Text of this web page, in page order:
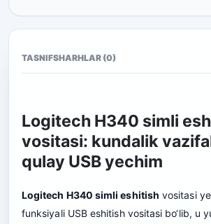
TASNIFSHARHLAR (0)
Logitech H340 simli
vositasi: kundalik
qulay USB yechim
Logitech H340 simli eshitish vositasi
funksiyali USB eshitish vositasi bo‘lib, u